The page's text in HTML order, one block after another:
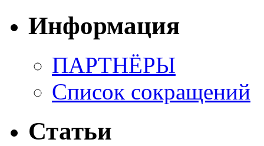
Информация
ПАРТНЁРЫ
Список сокращений
Статьи